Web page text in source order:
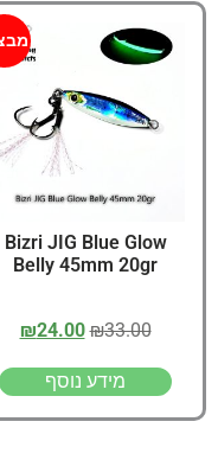
Bizri JIG Blue Glow
Belly 45mm 20gr
₪33.00
₪24.00
מידע נוסף